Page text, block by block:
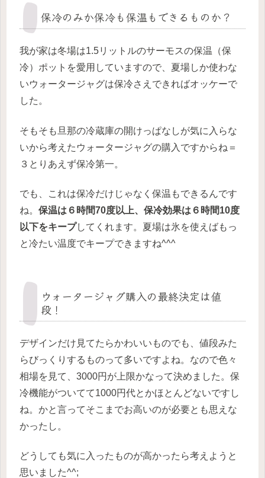
保冷のみか保冷も保温もできるものか？
我が家は冬場は1.5リットルのサーモスの保温（保
冷）ポットを愛用していますので、夏場しか使わな
いウォータージャグは保冷さえできればオッケーで
した。
そもそも旦那の冷蔵庫の開けっぱなしが気に入らな
いから考えたウォータージャグの購入ですからね＝
３とりあえず保冷第一。
でも、これは保冷だけじゃなく保温もできるんです
ね。 保温は６時間70度以上、保冷効果は６時間10度
以下をキープしてくれます。夏場は氷を使えばもっ
と冷たい温度でキープできますね^^^
ウォータージャグ購入の最終決定は値
段！
デザインだけ見てたらかわいいものでも、値段みた
らびっくりするものって多いですよね。なので色々
相場を見て、3000円が上限かなって決めました。保
冷機能がついてて1000円代とかほとんどないですし
ね。かと言ってそこまでお高いのが必要とも思えな
かったし。
どうしても気に入ったものが高かったら考えようと
思いました^^;